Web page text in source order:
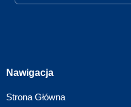
Nawigacja
Strona Główna